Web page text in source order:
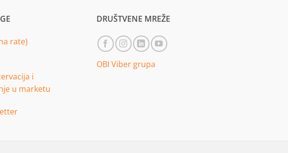
rate)
i
u marketu
DRUŠTVENE MREŽE
OBI Viber grupa